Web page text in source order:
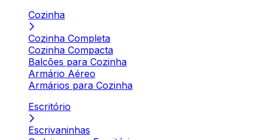
Cozinha
Cozinha Completa
Cozinha Compacta
Balcões para Cozinha
Armário Aéreo
Armários para Cozinha
Escritório
Escrivaninhas